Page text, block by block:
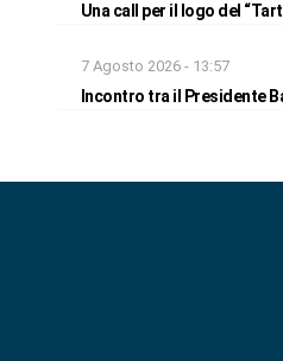
Una call per il logo del
7 Agosto 2026 - 13:57
Incontro tra il Presidente